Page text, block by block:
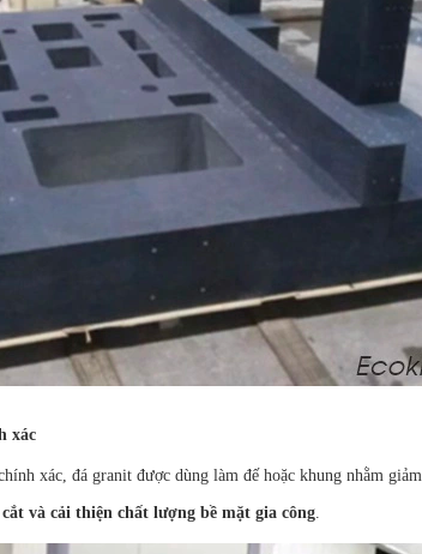
xác
xác, đá granit được dùng làm đế hoặc khung nhằm
và cải thiện chất lượng bề mặt gia công.